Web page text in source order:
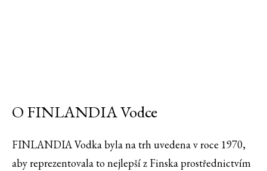
O FINLANDIA Vodce
FINLANDIA Vodka byla na trh uvedena v roce 1970,
aby reprezentovala to nejlepší z Finska prostřednictvím